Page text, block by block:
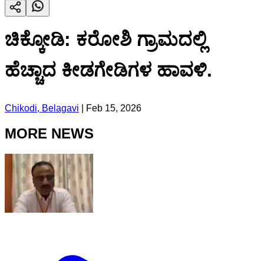
ಚಿಕ್ಕೋಡಿ: ಕರೋಶಿ ಗ್ರಾಮದಲ್ಲಿ
ಹೆಚ್ಚಾದ ಕೀಡಗೇಡಿಗಳ ಹಾವಳಿ.
Chikodi, Belagavi Feb 15, 2026
MORE NEWS